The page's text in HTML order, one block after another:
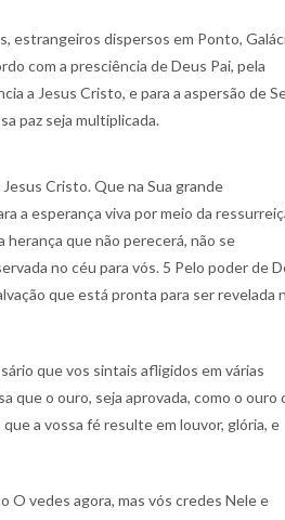
estrangeiros dispersos em Ponto,
com a presciência de Deus Pai, pela
a Jesus Cristo, e para a aspersão de
paz seja multiplicada.
Cristo. Que na Sua grande
a esperança viva por meio da
que não perecerá, não se
no céu para vós. 5 Pelo poder de
que está pronta para ser revelada
que vos sintais afligidos em várias
que o ouro, seja aprovada, como o ouro
a vossa fé resulte em louvor, glória, e
O vedes agora, mas vós credes Nele e